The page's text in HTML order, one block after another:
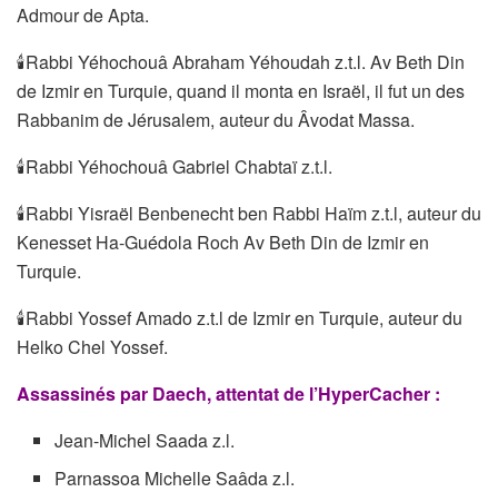
Admour de Apta.
🕯Rabbi Yéhochouâ Abraham Yéhoudah z.t.l. Av Beth Din
de Izmir en Turquie, quand il monta en Israël, il fut un des
Rabbanim de Jérusalem, auteur du Âvodat Massa.
🕯Rabbi Yéhochouâ Gabriel Chabtaï z.t.l.
🕯Rabbi Yisraël Benbenecht ben Rabbi Haïm z.t.l, auteur du
Kenesset Ha-Guédola Roch Av Beth Din de Izmir en
Turquie.
🕯Rabbi Yossef Amado z.t.l de Izmir en Turquie, auteur du
Helko Chel Yossef.
Assassinés par Daech, attentat de l’HyperCacher :
Jean-Michel Saada z.l.
Parnassoa Michelle Saâda z.l.